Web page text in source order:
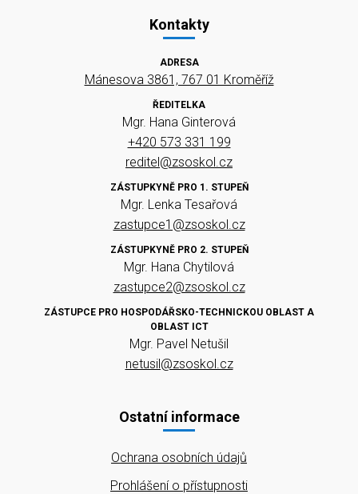
Kontakty
ADRESA
Mánesova 3861, 767 01 Kroměříž
ŘEDITELKA
Mgr. Hana Ginterová
+420 573 331 199
reditel@zsoskol.cz
ZÁSTUPKYNĚ PRO 1. STUPEŇ
Mgr. Lenka Tesařová
zastupce1@zsoskol.cz
ZÁSTUPKYNĚ PRO 2. STUPEŇ
Mgr. Hana Chytilová
zastupce2@zsoskol.cz
ZÁSTUPCE PRO HOSPODÁŘSKO-TECHNICKOU OBLAST A
OBLAST ICT
Mgr. Pavel Netušil
netusil@zsoskol.cz
Ostatní informace
Ochrana osobních údajů
Prohlášení o přístupnosti